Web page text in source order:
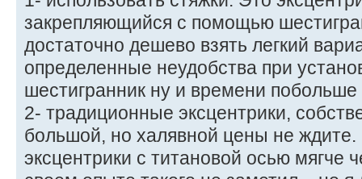
закрепляющийся с помощью
достаточно дешево взять легкий
определенные неудобства при
шестигранник ну и времени побольше
2- традиционные эксцентрики,
большой, но халявной цены не ждите.
эксцентрики с титановой осью